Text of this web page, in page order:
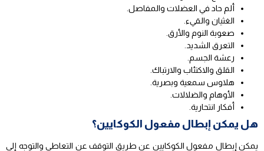
ألم حاد في العضلات والمفاصل.
الغثيان والقيء.
صعوبة النوم والأرق.
التعرق الشديد.
رعشة الجسم.
القلق والاكتئاب والارتباك.
هلاوس سمعية وبصرية.
الأوهام والضلالات.
أفكار انتحارية.
هل يمكن إبطال مفعول الكوكايين؟
يمكن إبطال مفعول الكوكايين عن طريق التوقف عن التعاطي والتوجه إلى